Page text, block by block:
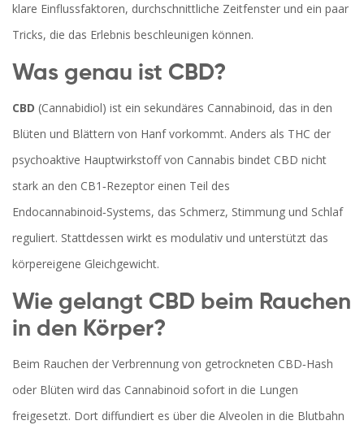
klare Einflussfaktoren, durchschnittliche Zeitfenster und ein paar
Tricks, die das Erlebnis beschleunigen können.
Was genau ist CBD?
CBD (Cannabidiol) ist ein sekundäres Cannabinoid, das in den
Blüten und Blättern von Hanfvorkommt. Anders als THC der
psychoaktive Hauptwirkstoff von Cannabis bindet CBD nicht
stark an den CB1‑Rezeptor einen Teil des
Endocannabinoid‑Systems, das Schmerz, Stimmung und Schlaf
reguliert. Stattdessen wirkt es modulativ und unterstützt das
körpereigene Gleichgewicht.
Wie gelangt CBD beim Rauchen
in den Körper?
Beim Rauchen der Verbrennung von getrockneten CBD‑Hash
oder Blüten wird das Cannabinoid sofort in die Lungen
freigesetzt. Dort diffundiert es über die Alveolen in die Blutbahn